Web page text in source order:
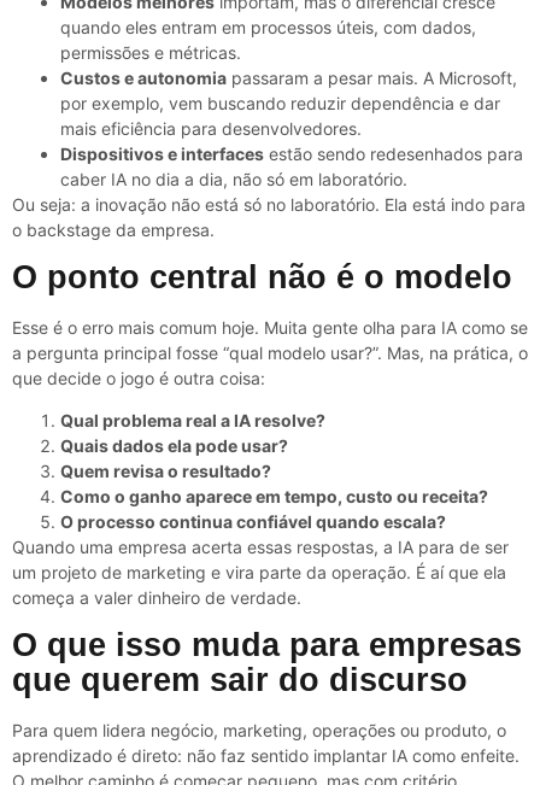
quando eles entram em processos úteis, com dados,
permissões e métricas.
Custos e autonomia passaram a pesar mais. A Microsoft,
por exemplo, vem buscando reduzir dependência e dar
mais eficiência para desenvolvedores.
Dispositivos e interfaces estão sendo redesenhados para
caber IA no dia a dia, não só em laboratório.
Ou seja: a inovação não está só no laboratório. Ela está indo para
o backstage da empresa.
O ponto central não é o modelo
Esse é o erro mais comum hoje. Muita gente olha para IA como se
a pergunta principal fosse “qual modelo usar?”. Mas, na prática, o
que decide o jogo é outra coisa:
Qual problema real a IA resolve?
Quais dados ela pode usar?
Quem revisa o resultado?
Como o ganho aparece em tempo, custo ou receita?
O processo continua confiável quando escala?
Quando uma empresa acerta essas respostas, a IA para de ser
um projeto de marketing e vira parte da operação. É aí que ela
começa a valer dinheiro de verdade.
O que isso muda para empresas
que querem sair do discurso
Para quem lidera negócio, marketing, operações ou produto, o
aprendizado é direto: não faz sentido implantar IA como enfeite.
O melhor caminho é começar pequeno, mas com critério.